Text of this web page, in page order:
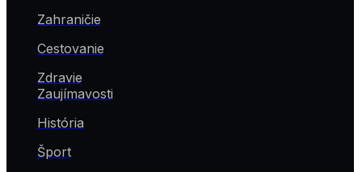
Zahraničie
Cestovanie
Zdravie
Zaujímavosti
História
Šport